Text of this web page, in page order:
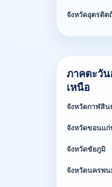
จังหวัดอุตรดิต
ภาคตะวัน
เหนือ
จังหวัดกาฬสิน
จังหวัดขอนแก่
จังหวัดชัยภูมิ
จังหวัดนครพน